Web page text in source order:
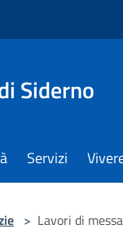
Siderno
Servizi
> Lavori di